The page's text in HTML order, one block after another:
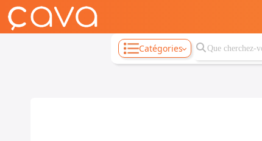
Catégories